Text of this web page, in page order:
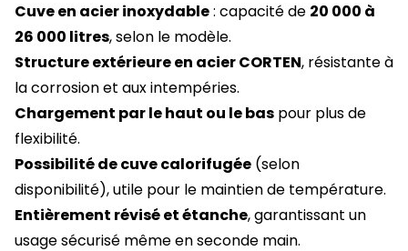
Cuve en acier inoxydable: capacité de 20 000 à
26 000 litres, selon le modèle.
Structure extérieure en acier CORTEN, résistante à
la corrosion et aux intempéries.
Chargement par le haut ou le bas pour plus de
flexibilité.
Possibilité de cuve calorifugée (selon
disponibilité), utile pour le maintien de température.
Entièrement révisé et étanche, garantissant un
usage sécurisé même en seconde main.